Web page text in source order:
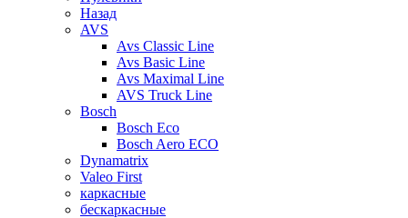
Назад
AVS
Avs Classic Line
Avs Basic Line
Avs Maximal Line
AVS Truck Line
Bosch
Bosch Eco
Bosch Aero ECO
Dynamatrix
Valeo First
каркасные
бескаркасные